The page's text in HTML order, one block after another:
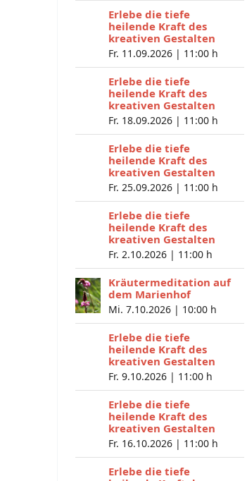
Erlebe die tiefe
heilende Kraft des
kreativen Gestalten
Fr. 11.09.2026 | 11:00 h
Erlebe die tiefe
heilende Kraft des
kreativen Gestalten
Fr. 18.09.2026 | 11:00 h
Erlebe die tiefe
heilende Kraft des
kreativen Gestalten
Fr. 25.09.2026 | 11:00 h
Erlebe die tiefe
heilende Kraft des
kreativen Gestalten
Fr. 2.10.2026 | 11:00 h
Kräutermeditation auf
dem Marienhof
Mi. 7.10.2026 | 10:00 h
Erlebe die tiefe
heilende Kraft des
kreativen Gestalten
Fr. 9.10.2026 | 11:00 h
Erlebe die tiefe
heilende Kraft des
kreativen Gestalten
Fr. 16.10.2026 | 11:00 h
Erlebe die tiefe